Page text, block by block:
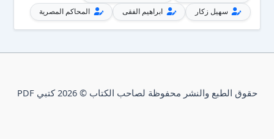
سهيل زكار
ابراهيم الفقى المحاكم المصرية
حقوق الطبع والنشر محفوظة لصاحب الكتاب © 2026 كتبي PDF